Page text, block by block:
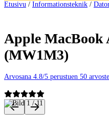
Etusivu / Informationsteknik /
Apple MacBook
(MW1M3)
Arvosana 4.8/5 perustuen 50
Produktbilder och